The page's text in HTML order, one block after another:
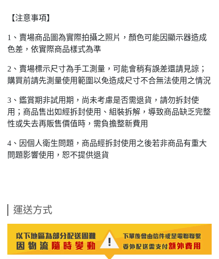
【注意事項】
1、賣場商品圖為實際拍攝之照片，顏色可能因顯示器造成
色差，依實際商品樣式為準
2、賣場標示尺寸為手工測量，可能會稍有誤差還請見諒；
購買前請先測量使用範圍以免造成尺寸不合無法使用之情況
3、鑑賞期非試用期，尚未考慮是否需退貨，請勿拆封使
用；商品售出如經拆封使用、組裝拆解，導致商品缺乏完整
性或失去再販售價值時，需負擔整新費用
4、因個人衛生問題，商品經拆封使用之後若非商品有重大
問題影響使用，恕不提供退貨
運送方式